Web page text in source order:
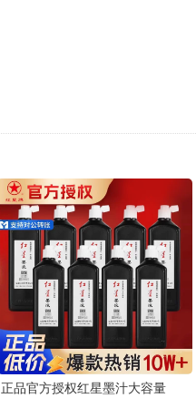
正品官方授权红星墨汁大容量